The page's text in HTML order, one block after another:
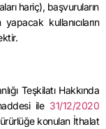
hariç), başvuruların
kullanıcıların
Teşkilatı Hakkında
ile 31/12/2020
konulan İthalat